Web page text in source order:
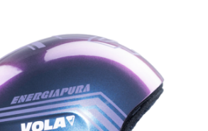
SKI TOUT TERRAIN